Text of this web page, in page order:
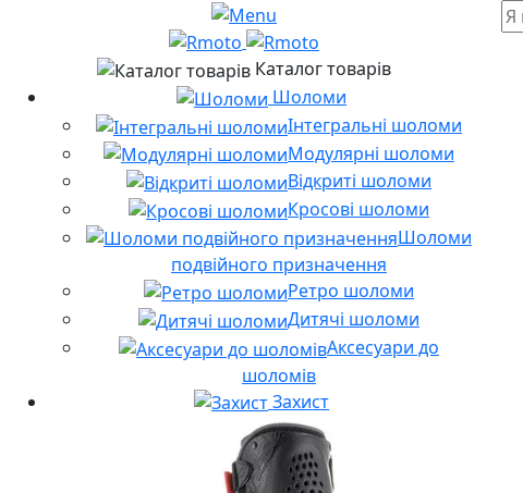
Каталог товарів
Шоломи
Інтегральні шоломи
Модулярні шоломи
Відкриті шоломи
Кросові шоломи
Шоломи
подвійного призначення
Ретро шоломи
Дитячі шоломи
Аксесуари до
шоломів
Захист